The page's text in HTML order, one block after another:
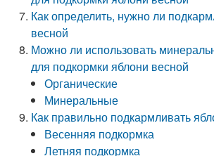
Как определить, нужно ли
весной
Можно ли использовать
для подкормки яблони весной
Органические
Минеральные
Как правильно подкармливать
Весенняя подкормка
Летняя подкормка